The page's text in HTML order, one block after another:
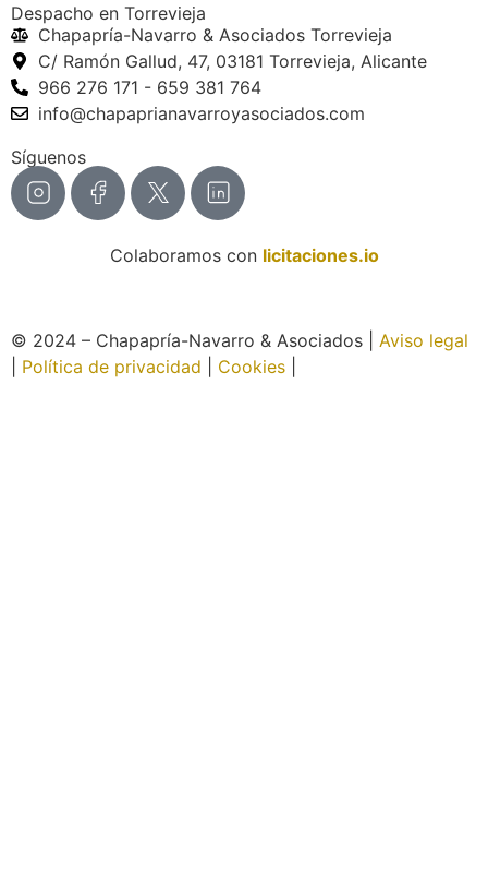
Despacho en Torrevieja
Chapapría-Navarro & Asociados Torrevieja
C/ Ramón Gallud, 47, 03181 Torrevieja, Alicante
966 276 171 - 659 381 764
info@chapaprianavarroyasociados.com
Síguenos
Colaboramos con licitaciones.io
© 2024 – Chapapría-Navarro & Asociados | Aviso legal
Política de privacidad Cookies